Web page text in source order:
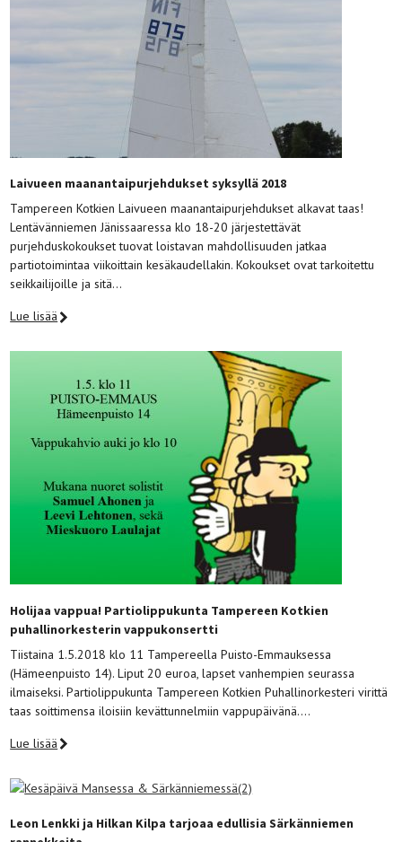
Laivueen maanantaipurjehdukset syksyllä 2018
Tampereen Kotkien Laivueen maanantaipurjehdukset alkavat taas!
Lentävänniemen Jänissaaressa klo 18-20 järjestettävät
purjehduskokoukset tuovat loistavan mahdollisuuden jatkaa
partiotoimintaa viikoittain kesäkaudellakin. Kokoukset ovat tarkoitettu
seikkailijoille ja sitä…
Lue lisää
Holijaa vappua! Partiolippukunta Tampereen Kotkien
puhallinorkesterin vappukonsertti
Tiistaina 1.5.2018 klo 11 Tampereella Puisto-Emmauksessa
(Hämeenpuisto 14). Liput 20 euroa, lapset vanhempien seurassa
ilmaiseksi. Partiolippukunta Tampereen Kotkien Puhallinorkesteri virittä
taas soittimensa iloisiin kevättunnelmiin vappupäivänä….
Lue lisää
Leon Lenkki ja Hilkan Kilpa tarjoaa edullisia Särkänniemen